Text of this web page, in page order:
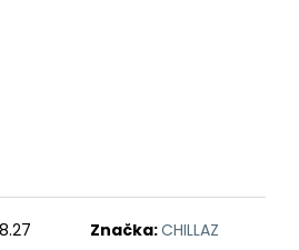
Značka:CHILLAZ